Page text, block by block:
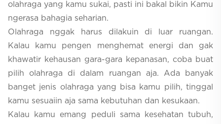
olahraga yang kamu sukai, pasti ini bakal bikin Kamu
ngerasa bahagia seharian.
Olahraga nggak harus dilakuin di luar ruangan.
Kalau kamu pengen menghemat energi dan gak
khawatir kehausan gara-gara kepanasan, coba buat
pilih olahraga di dalam ruangan aja. Ada banyak
banget jenis olahraga yang bisa kamu pilih, tinggal
kamu sesuaiin aja sama kebutuhan dan kesukaan.
Kalau kamu emang peduli sama kesehatan tubuh,